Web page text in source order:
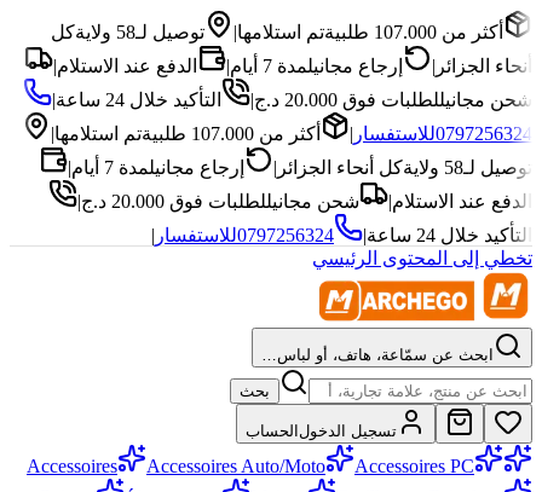
أكثر من 107.000 طلبية تم استلامها| توصيل لـ58 ولاية
كل
أنحاء الجزائر | إرجاع مجانيلمدة 7 أيام | الدفع عند الاستلام|
شحن مجانيللطلبات فوق 20.000 د.ج | التأكيد خلال 24 ساعة
|
0797256324للاستفسار | أكثر من 107.000 طلبية تم استلامها|
توصيل لـ58 ولاية
كل أنحاء الجزائر | إرجاع مجانيلمدة 7 أيام
|
الدفع عند الاستلام| شحن مجانيللطلبات فوق 20.000 د.ج
|
التأكيد خلال 24 ساعة
|
0797256324للاستفسار |
تخطي إلى المحتوى الرئيسي
ابحث عن سمّاعة، هاتف، أو لباس…
بحث
تسجيل الدخول الحساب
Accessoires Accessoires Auto/Moto
Accessoires PC